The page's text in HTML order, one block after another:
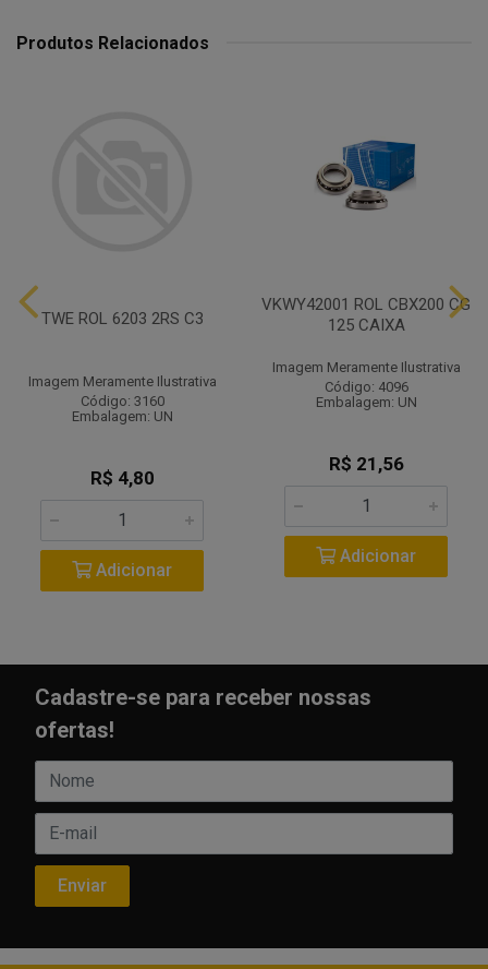
Produtos Relacionados
TWE ROL 6203 2RS C3
Imagem Meramente Ilustrativa
Código: 3160
Embalagem: UN
R$ 4,80
Adicionar
VKWY42001 ROL CBX200 CG
125 CAIXA
Imagem Meramente Ilustrativa
Código: 4096
Embalagem: UN
R$ 21,56
Adicionar
Cadastre-se para receber nossas
ofertas!